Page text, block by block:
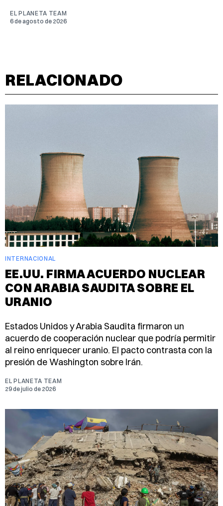
EL PLANETA TEAM
6 de agosto de 2026
RELACIONADO
INTERNACIONAL
EE.UU. FIRMA ACUERDO NUCLEAR
CON ARABIA SAUDITA SOBRE EL
URANIO
Estados Unidos y Arabia Saudita firmaron un
acuerdo de cooperación nuclear que podría permitir
al reino enriquecer uranio. El pacto contrasta con la
presión de Washington sobre Irán.
EL PLANETA TEAM
29 de julio de 2026